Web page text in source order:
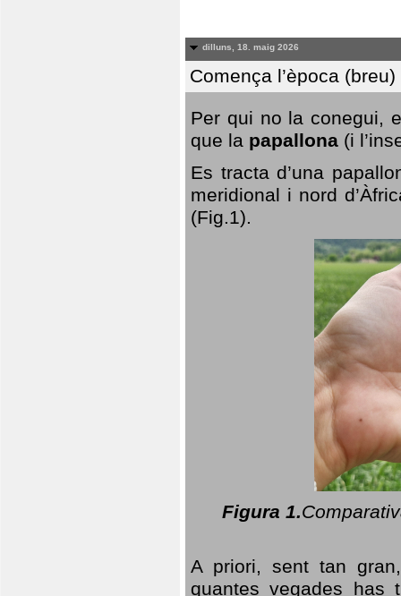
dilluns, 18. maig 2026
Comença l’època
Per qui no la conegui,
que la papallona (i
Es tracta d’una
meridional i nord
(Fig.1).
Figura 1.
A priori, sent tan
quantes vegades has